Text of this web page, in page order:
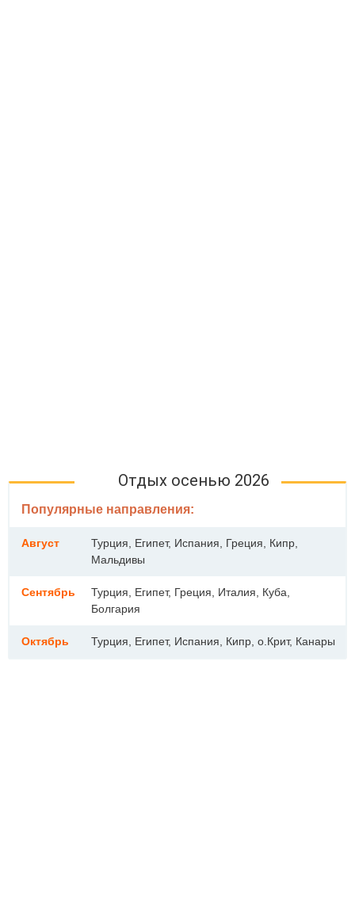
Отдых осенью 2026
Популярные направления:
Август
Турция, Египет, Испания, Греция, Кипр,
Мальдивы
Сентябрь
Турция, Египет, Греция, Италия, Куба,
Болгария
Октябрь Турция, Египет, Испания, Кипр, о.Крит, Канары